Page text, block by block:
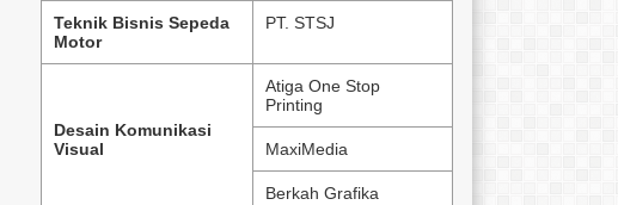
Teknik Bisnis Sepeda
Motor
PT. STSJ
Desain Komunikasi
Visual
Atiga One Stop
Printing
MaxiMedia
Berkah Grafika